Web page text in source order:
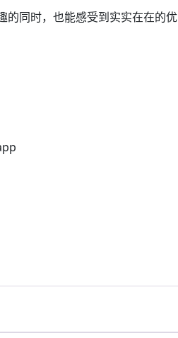
的同时，也能感受到实实在在的优